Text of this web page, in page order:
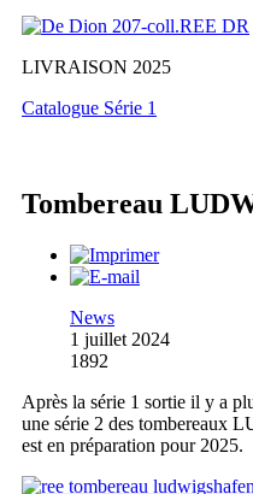
LIVRAISON 2025
Catalogue Série 1
Tombereau
News
1 juillet 2024
1892
Après la série 1 sortie il y a
une série 2 des tombereaux
est en préparation pour 2025.